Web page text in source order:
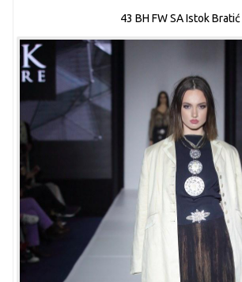
43 BH FW SA Istok Bratić